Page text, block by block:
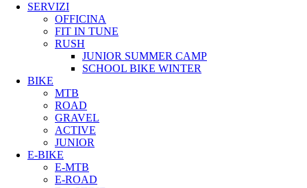
SERVIZI
OFFICINA
FIT IN TUNE
RUSH
JUNIOR SUMMER CAMP
SCHOOL BIKE WINTER
BIKE
MTB
ROAD
GRAVEL
ACTIVE
JUNIOR
E-BIKE
E-MTB
E-ROAD